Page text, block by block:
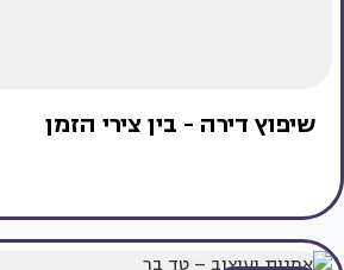
שיפוץ דירה - בין צירי הזמן